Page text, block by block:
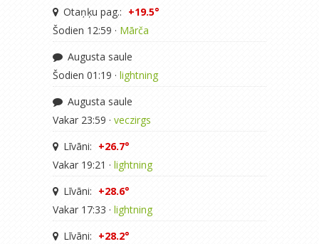
Otaņķu pag.: +19.5°
Šodien 12:59 · Mārča
Augusta saule
Šodien 01:19 · lightning
Augusta saule
Vakar 23:59 · veczirgs
Līvāni: +26.7°
Vakar 19:21 · lightning
Līvāni: +28.6°
Vakar 17:33 · lightning
Līvāni: +28.2°